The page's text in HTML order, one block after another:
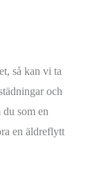
så kan vi ta
och
som en
en äldreflytt